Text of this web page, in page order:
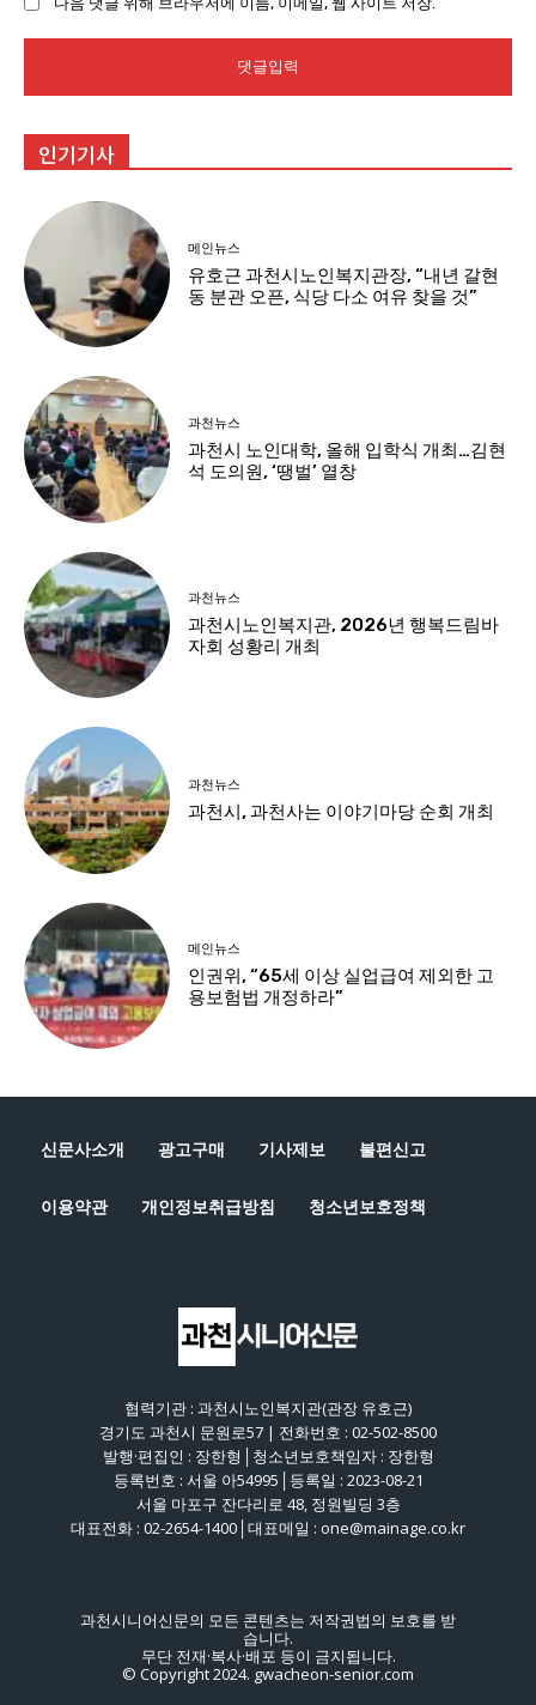
신문사소개 광고구매 기사제보 불편신고
이용약관 개인정보취급방침 청소년보호정책
협력기관 : 과천시노인복지관(관장 유호근)
경기도 과천시 문원로57 | 전화번호 : 02-502-8500
발행·편집인 : 장한형│청소년보호책임자 : 장한형
등록번호 : 서울 아54995│등록일 : 2023-08-21
서울 마포구 잔다리로 48, 정원빌딩 3층
대표전화 : 02-2654-1400│대표메일 : one@mainage.co.kr
과천시니어신문의 모든 콘텐츠는 저작권법의 보호를 받
습니다.
무단 전재·복사·배포 등이 금지됩니다.
© Copyright 2024. gwacheon-senior.com